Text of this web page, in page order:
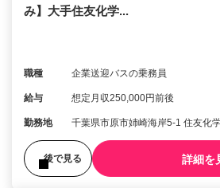
み】大手住友化学...
職種 企業送迎バスの乗務員
給与 想定月収250,000円前後
勤務地 千葉県市原市姉崎海岸5-1 住友化
後で見る 詳細を